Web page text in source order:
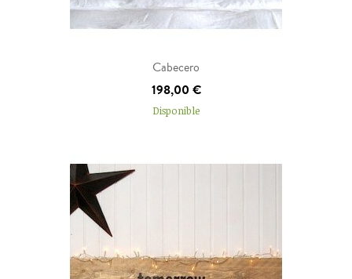
Cabecero
198,00 €
Disponible